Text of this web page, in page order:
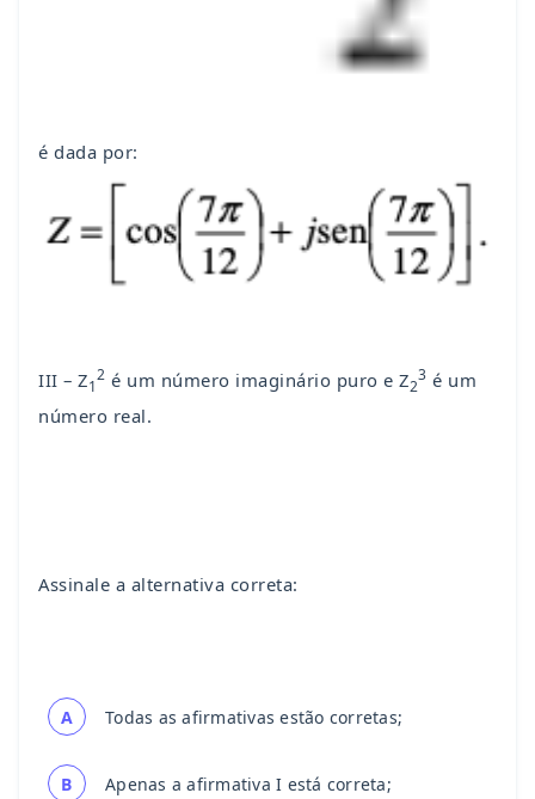
é dada por:
III – Z1
2 é um número imaginário puro e Z2
3 é um
número real.
Assinale a alternativa correta:
A Todas as afirmativas estão corretas;
B Apenas a afirmativa I está correta;